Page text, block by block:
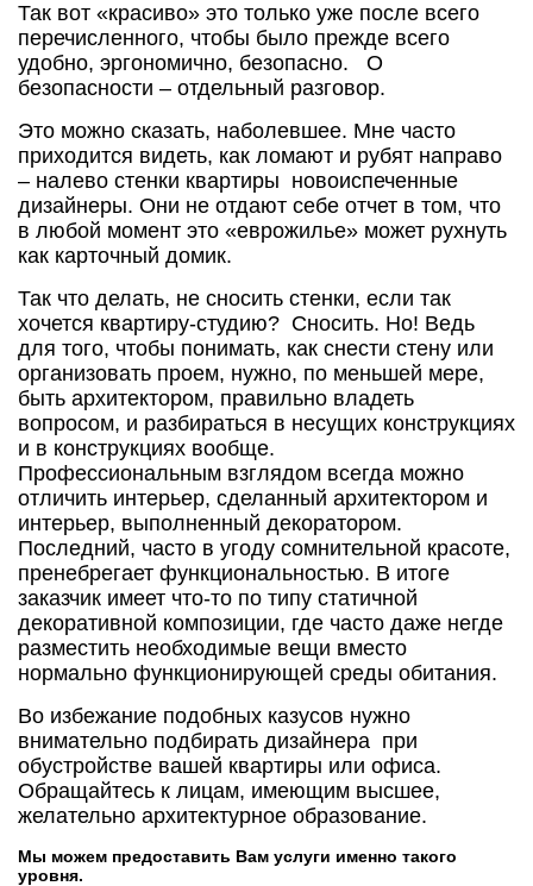
Так вот «красиво» это только уже после всего
перечисленного, чтобы было прежде всего
удобно, эргономично, безопасно. О
безопасности – отдельный разговор.
Это можно сказать, наболевшее. Мне часто
приходится видеть, как ломают и рубят направо
– налево стенки квартиры новоиспеченные
дизайнеры. Они не отдают себе отчет в том, что
в любой момент это «еврожилье» может рухнуть
как карточный домик.
Так что делать, не сносить стенки, если так
хочется квартиру-студию? Сносить. Но! Ведь
для того, чтобы понимать, как снести стену или
организовать проем, нужно, по меньшей мере,
быть архитектором, правильно владеть
вопросом, и разбираться в несущих конструкциях
и в конструкциях вообще.
Профессиональным взглядом всегда можно
отличить интерьер, сделанный архитектором и
интерьер, выполненный декоратором.
Последний, часто в угоду сомнительной красоте,
пренебрегает функциональностью. В итоге
заказчик имеет что-то по типу статичной
декоративной композиции, где часто даже негде
разместить необходимые вещи вместо
нормально функционирующей среды обитания.
Во избежание подобных казусов нужно
внимательно подбирать дизайнера при
обустройстве вашей квартиры или офиса.
Обращайтесь к лицам, имеющим высшее,
желательно архитектурное образование.
Мы можем предоставить Вам услуги именно такого
уровня.